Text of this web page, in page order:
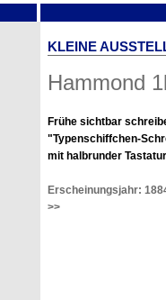
KLEINE
Hammond
Frühe sichtbar
"Typenschiffchen-
mit halbrunder
Erscheinungsjahr:
>>